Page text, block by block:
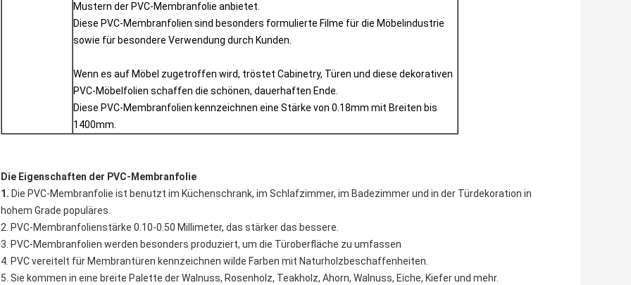
Mustern der PVC-Membranfolie anbietet.
Diese PVC-Membranfolien sind besonders formulierte Filme für die Möbelindustrie
sowie für besondere Verwendung durch Kunden.
Wenn es auf Möbel zugetroffen wird, tröstet Cabinetry, Türen und diese dekorativen
PVC-Möbelfolien schaffen die schönen, dauerhaften Ende.
Diese PVC-Membranfolien kennzeichnen eine Stärke von 0.18mm mit Breiten bis
1400mm.
Die Eigenschaften der PVC-Membranfolie
1. Die PVC-Membranfolie ist benutzt im Küchenschrank, im Schlafzimmer, im Badezimmer und in der Türdekoration in
hohem Grade populäres.
2. PVC-Membranfolienstärke 0.10-0.50 Millimeter, das stärker das bessere.
3. PVC-Membranfolien werden besonders produziert, um die Türoberfläche zu umfassen
4. PVC vereitelt für Membrantüren kennzeichnen wilde Farben mit Naturholzbeschaffenheiten.
5. Sie kommen in eine breite Palette der Walnuss, Rosenholz, Teakholz, Ahorn, Walnuss, Eiche, Kiefer und mehr.